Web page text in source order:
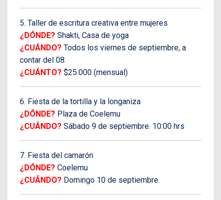
5. Taller de escritura creativa entre mujeres
¿DÓNDE? Shakti, Casa de yoga
¿CUÁNDO? Todos los viernes de septiembre, a
contar del 08.
¿CUÁNTO? $25.000 (mensual)
6. Fiesta de la tortilla y la longaniza
¿DÓNDE? Plaza de Coelemu
¿CUÁNDO? Sábado 9 de septiembre. 10:00 hrs
7. Fiesta del camarón
¿DÓNDE? Coelemu
¿CUÁNDO? Domingo 10 de septiembre.